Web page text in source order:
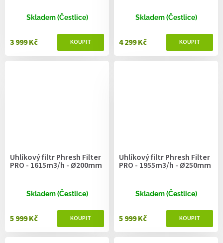
Skladem (Čestlice)
3 999 Kč
Skladem (Čestlice)
4 299 Kč
Uhlíkový filtr Phresh Filter
PRO - 1615m3/h - Ø200mm
Skladem (Čestlice)
5 999 Kč
Uhlíkový filtr Phresh Filter
PRO - 1955m3/h - Ø250mm
Skladem (Čestlice)
5 999 Kč